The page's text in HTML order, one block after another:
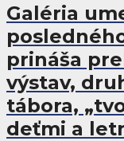
Galéria
prináša
výstav,
tábora,
deťmi a